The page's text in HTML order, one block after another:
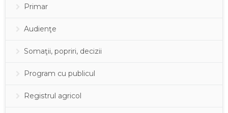
Primar
Audienţe
Somaţii, popriri, decizii
Program cu publicul
Registrul agricol